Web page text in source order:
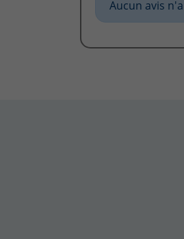
Aucun avis